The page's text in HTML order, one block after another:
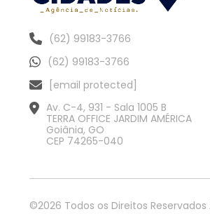
(62) 99183-3766
(62) 99183-3766
[email protected]
Av. C-4, 931 - Sala 1005 B
TERRA OFFICE JARDIM AMÉRICA
Goiânia, GO
CEP 74265-040
©2026 Todos os Direitos